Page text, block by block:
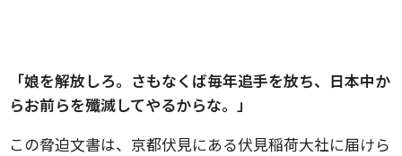
「娘を解放しろ。さもなくば毎年追手を放ち、日本中か
らお前らを殲滅してやるからな。」
この脅迫文書は、京都伏見にある伏見稲荷大社に届けら